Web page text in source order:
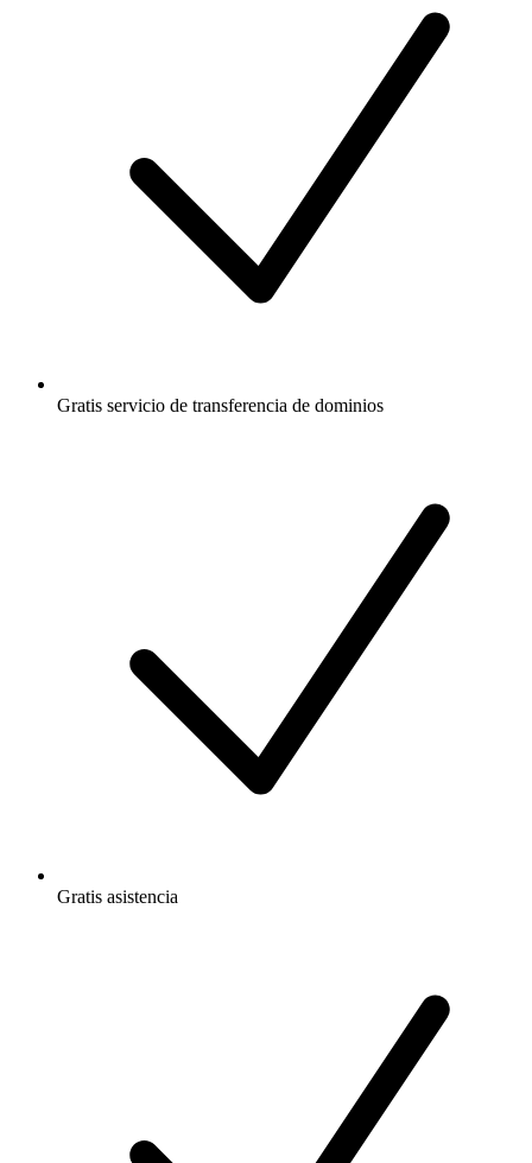
Gratis servicio de transferencia de dominios
Gratis asistencia